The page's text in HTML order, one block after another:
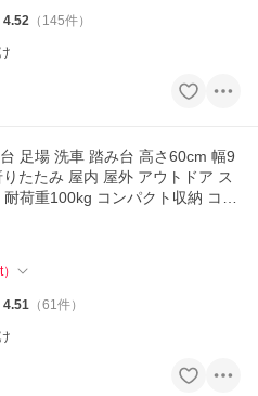
4.52（ 145件）
足場 洗車 踏み台 高さ60cm 幅9
たたみ 屋内 屋外 アウトドア ス
荷重100kg コンパクト収納 コー
）
4.51（61件）